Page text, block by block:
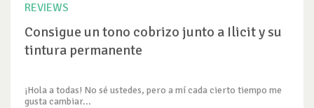
REVIEWS
Consigue un tono cobrizo junto a Ilicit y su
tintura permanente
¡Hola a todas! No sé ustedes, pero a mí cada cierto tiempo me
gusta cambiar...